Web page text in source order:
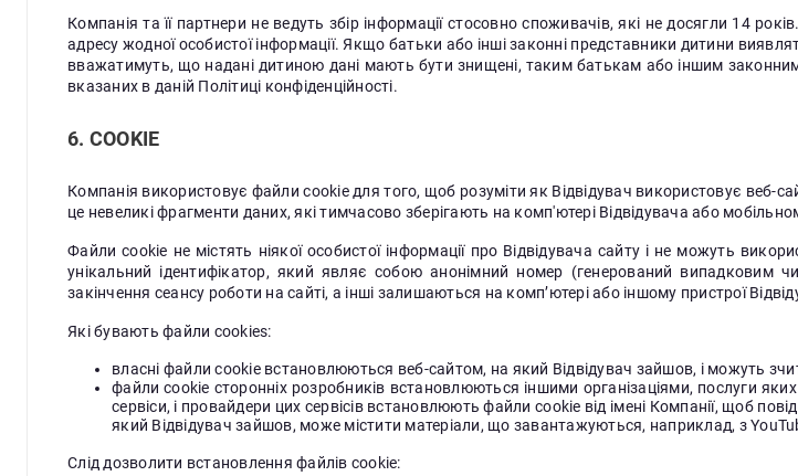
Компанія та її партнери не ведуть збір інформації стосовно споживачів, які не досягли 14
адресу жодної особистої інформації. Якщо батьки або інші законні представники дитини
вважатимуть, що надані дитиною дані мають бути знищені, таким батькам або іншим
вказаних в даній Політиці конфіденційності.
6. COOKIE
Компанія використовує файли cookie для того, щоб розуміти як Відвідувач використовує
це невеликі фрагменти даних, які тимчасово зберігають на комп'ютері Відвідувача або
Файли cookie не містять ніякої особистої інформації про Відвідувача сайту і не можуть
унікальний ідентифікатор, який являє собою анонімний номер (генерований випадковим
закінчення сеансу роботи на сайті, а інші залишаються на комп’ютері або іншому пристрої
Які бувають файли cookies:
власні файли cookie встановлюються веб-сайтом, на який Відвідувач зайшов, і можуть
файли cookie сторонніх розробників встановлюються іншими організаціями, послуги
сервіси, і провайдери цих сервісів встановлюють файли cookie від імені Компанії, щоб
який Відвідувач зайшов, може містити матеріали, що завантажуються, наприклад, з
Слід дозволити встановлення файлів cookie: